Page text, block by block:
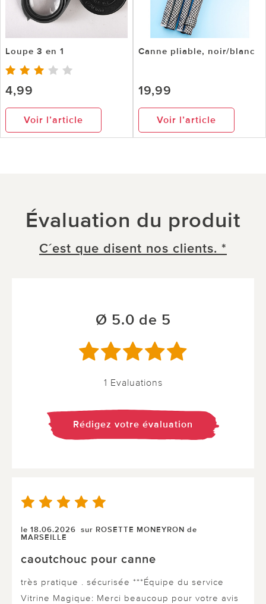
Loupe 3 en 1
4,99
Voir l’article
Canne pliable, noir/blanc
19,99
Voir l’article
Évaluation du produit
C´est que disent nos clients. *
Ø 5.0 de 5
1 Evaluations
Rédigez votre évaluation
le 18.06.2026 sur ROSETTE MONEYRON de
MARSEILLE
caoutchouc pour canne
très pratique . sécurisée ***Équipe du service
Vitrine Magique: Merci beaucoup pour votre avis